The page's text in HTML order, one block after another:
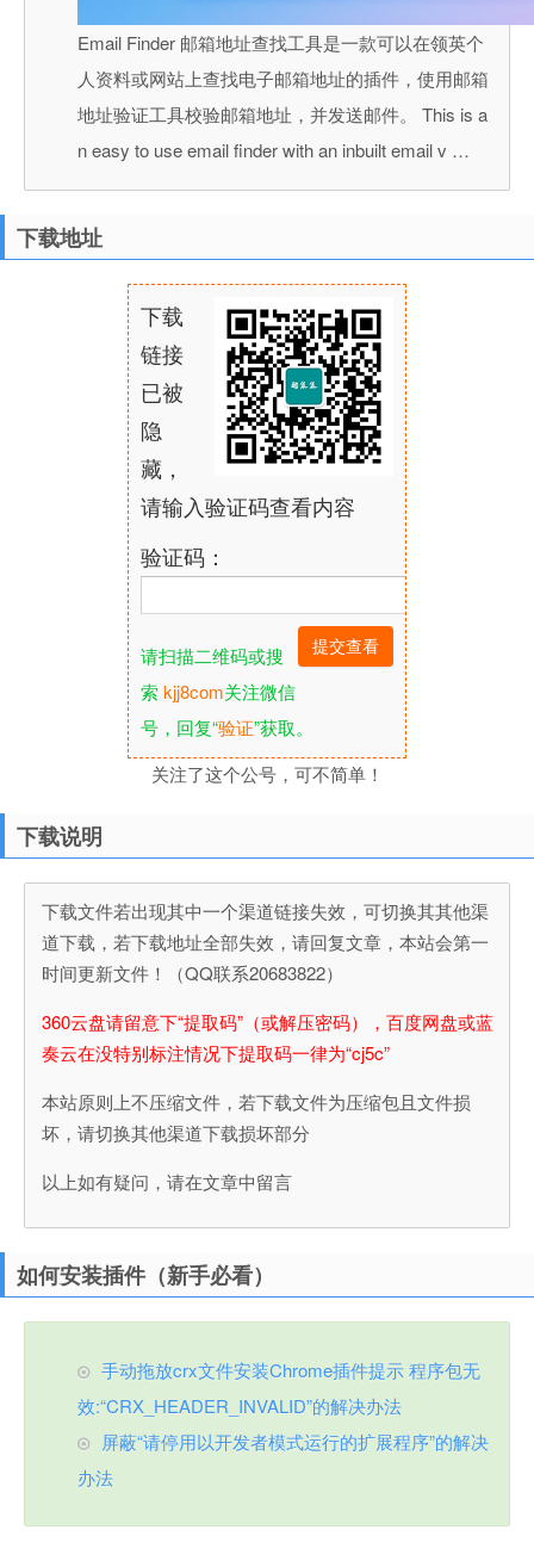
Email Finder 邮箱地址查找工具是一款可以在领英个
人资料或网站上查找电子邮箱地址的插件，使用邮箱
地址验证工具校验邮箱地址，并发送邮件。 This is a
n easy to use email finder with an inbuilt email v …
下载地址
下载
链接
已被
隐
藏，
请输入验证码查看内容
验证码：
请扫描二维码或搜
索kjj8com关注微信
号，回复“验证”获取。
关注了这个公号，可不简单！
下载说明
下载文件若出现其中一个渠道链接失效，可切换其其他渠
道下载，若下载地址全部失效，请回复文章，本站会第一
时间更新文件！（QQ联系20683822）
360云盘请留意下“提取码”（或解压密码），百度网盘或蓝
奏云在没特别标注情况下提取码一律为“cj5c”
本站原则上不压缩文件，若下载文件为压缩包且文件损
坏，请切换其他渠道下载损坏部分
以上如有疑问，请在文章中留言
如何安装插件（新手必看）
手动拖放crx文件安装Chrome插件提示 程序包无
效:“CRX_HEADER_INVALID”的解决办法
屏蔽“请停用以开发者模式运行的扩展程序”的解决
办法